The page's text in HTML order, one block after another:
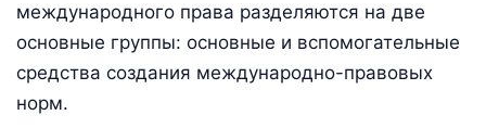
международного права разделяются на две
основные группы: основные и вспомогательные
средства создания международно-правовых
норм.